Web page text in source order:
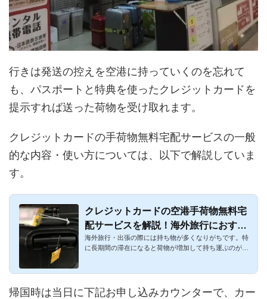
行きは発送の控えを空港に持っていくのを忘れて
も、パスポートと特典を使ったクレジットカードを
提示すれば送った荷物を受け取れます。
クレジットカードの手荷物無料宅配サービスの一般
的な内容・使い方については、以下で解説していま
す。
クレジットカードの空港手荷物無料宅
配サービスを解説！海外旅行におすす
め
海外旅行・出張の際には持ち物が多くなりがちです。特
に長期間の滞在になると荷物が増加して持ち運ぶのが大
帰国時は当日に下記お申し込みカウンターで、カー